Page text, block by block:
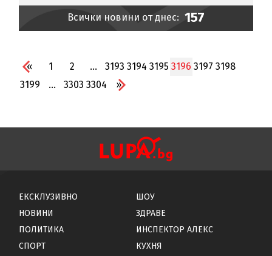
Всички новини от днес: 157
« 1 2 ... 3193 3194 3195 3196 3197 3198
3199
... 3303 3304 »
ЕКСКЛУЗИВНО
НОВИНИ
ПОЛИТИКА
СПОРТ
ШОУ
ЗДРАВЕ
ИНСПЕКТОР АЛЕКС
КУХНЯ